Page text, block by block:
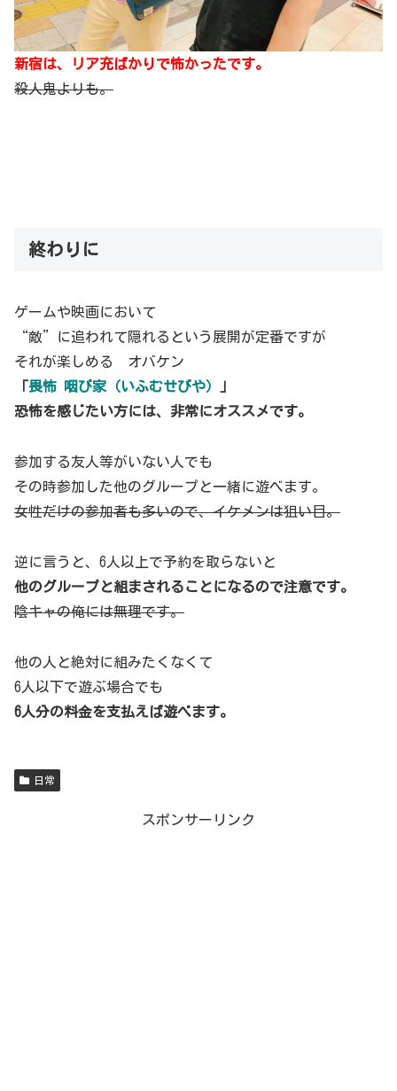
新宿は、リア充ばかりで怖かったです。
殺人鬼よりも。
終わりに
ゲームや映画において
“敵”に追われて隠れるという展開が定番ですが
それが楽しめる オバケン
「畏怖 咽び家（いふむせびや）
恐怖を感じたい方には、非常にオススメです。
参加する友人等がいない人でも
その時参加した他のグループと一緒に遊べます。
女性だけの参加者も多いので、イケメンは狙い目。
逆に言うと、6人以上で予約を取らないと
他のグループと組まされることになるので注意です。
陰キャの俺には無理です。
他の人と絶対に組みたくなくて
6人以下で遊ぶ場合でも
6人分の料金を支払えば遊べます。
日常
スポンサーリンク